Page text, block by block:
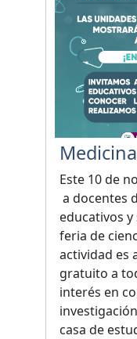
Este 10 de
a docentes
educativos
feria de
actividad es
gratuito a
interés en
casa de